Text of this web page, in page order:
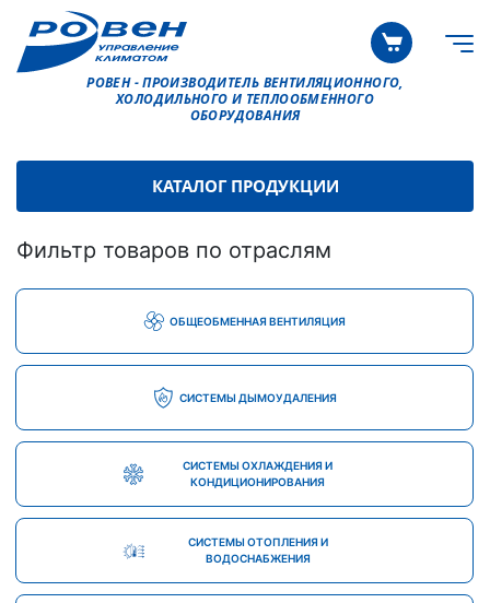
РОВЕН - ПРОИЗВОДИТЕЛЬ ВЕНТИЛЯЦИОННОГО,
ХОЛОДИЛЬНОГО И ТЕПЛООБМЕННОГО
ОБОРУДОВАНИЯ
КАТАЛОГ ПРОДУКЦИИ
Фильтр товаров по отраслям
ОБЩЕОБМЕННАЯ ВЕНТИЛЯЦИЯ
СИСТЕМЫ ДЫМОУДАЛЕНИЯ
СИСТЕМЫ ОХЛАЖДЕНИЯ И
КОНДИЦИОНИРОВАНИЯ
СИСТЕМЫ ОТОПЛЕНИЯ И
ВОДОСНАБЖЕНИЯ